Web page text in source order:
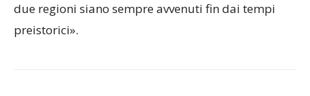
due regioni siano sempre avvenuti fin dai tempi
preistorici».